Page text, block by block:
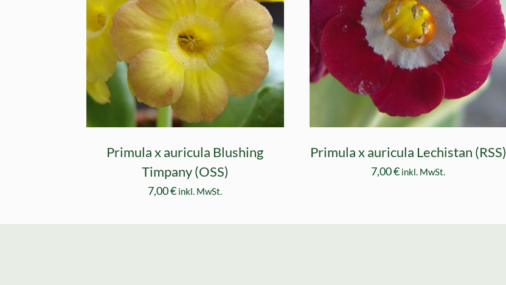
Primula x auricula Blushing
Timpany (OSS)
7,00€ inkl. MwSt.
Primula x auricula Lechistan (RSS)
7,00€ inkl. MwSt.